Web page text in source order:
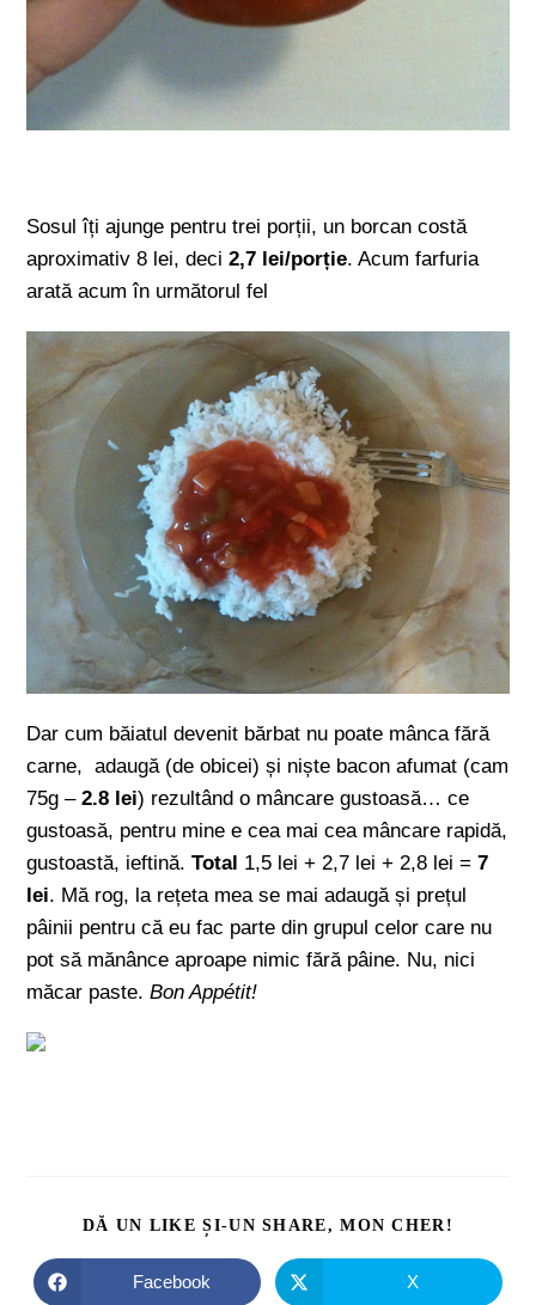
Sosul îți ajunge pentru trei porții, un borcan costă
aproximativ 8 lei, deci2,7 lei/porție. Acum farfuria
arată acum în următorul fel
Dar cum băiatul devenit bărbat nu poate mânca fără
carne, adaugă (de obicei) și niște bacon afumat (cam
75g –2.8 lei) rezultând o mâncare gustoasă… ce
gustoasă, pentru mine e cea mai cea mâncare rapidă,
gustoastă, ieftină.Total 1,5 lei + 2,7 lei + 2,8 lei =7
lei. Mă rog, la rețeta mea se mai adaugă și prețul
pâinii pentru că eu fac parte din grupul celor care nu
pot să mănânce aproape nimic fără pâine. Nu, nici
măcar paste.Bon Appétit!
DĂ UN LIKE ȘI-UN SHARE, MON CHER!
Facebook X